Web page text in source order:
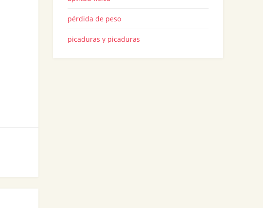
pérdida de peso
picaduras y picaduras